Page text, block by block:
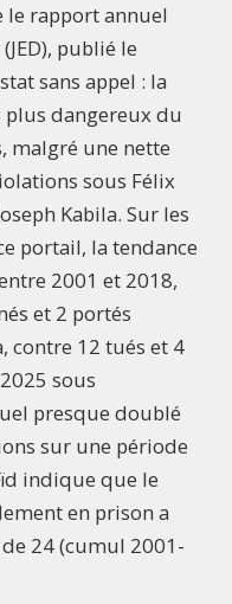
le rapport annuel
publié le
sans appel : la
plus dangereux du
malgré une nette
sous Félix
Kabila. Sur les
portail, la tendance
2001 et 2018,
et 2 portés
contre 12 tués et 4
sous
presque doublé
sur une période
indique que le
en prison a
24 (cumul 2001-